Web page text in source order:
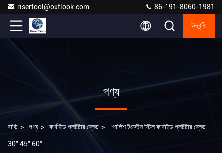
risertool@outlook.com 86-191-8060-1981
উদ্ধৃতি
পণ্য
বাড়ি > পণ্য > কার্বাইড প্লটটার ব্লেড > পোলিশ টংস্টেন স্টিল কার্বাইড প্লটটার ব্লেড
30° 45° 60°